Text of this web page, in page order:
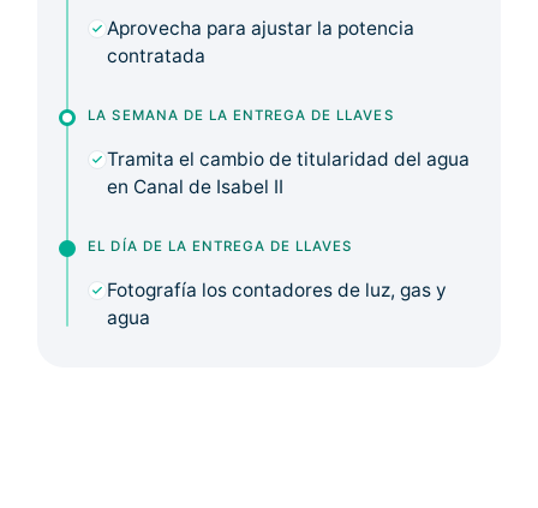
Aprovecha para ajustar la potencia
contratada
LA SEMANA DE LA ENTREGA DE LLAVES
Tramita el cambio de titularidad del agua
en Canal de Isabel II
EL DÍA DE LA ENTREGA DE LLAVES
Fotografía los contadores de luz, gas y
agua